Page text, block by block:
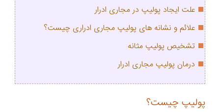
علت ایجاد پولیپ در مجاری ادرار
علائم و نشانه های پولیپ مجاری ادراری چیست؟
تشخیص پولیپ مثانه
درمان پولیپ مجاری ادرار
پولیپ چیست؟